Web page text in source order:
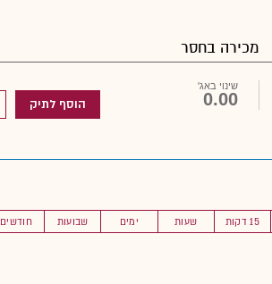
מכירה בחסר
שינוי באג'
0.00 הוסף לתיק
חודשים שבועות ימים שעות 15 דקות